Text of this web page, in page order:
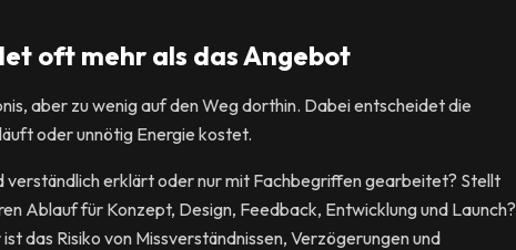
oft mehr als das Angebot
aber zu wenig auf den Weg dorthin. Dabei entscheidet die
oder unnötig Energie kostet.
erklärt oder nur mit Fachbegriffen gearbeitet? Stellt
Ablauf für Konzept, Design, Feedback, Entwicklung und Launch?
das Risiko von Missverständnissen, Verzögerungen und